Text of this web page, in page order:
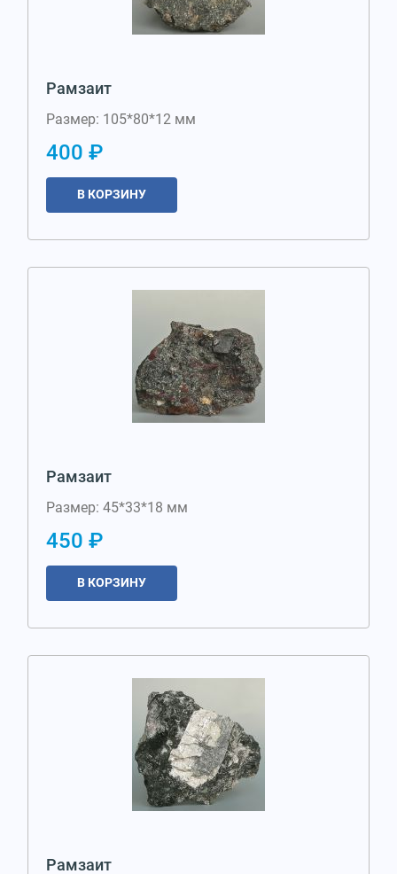
Рамзаит
Размер: 105*80*12 мм
400 ₽
В КОРЗИНУ
Рамзаит
Размер: 45*33*18 мм
450 ₽
В КОРЗИНУ
Рамзаит